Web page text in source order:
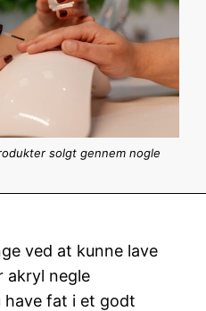
solgt gennem nogle
ved at kunne lave
akryl negle
have fat i et godt